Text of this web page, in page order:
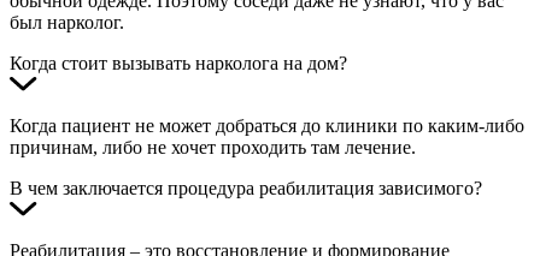
был нарколог.
Когда стоит вызывать нарколога на дом?
Когда пациент не может добраться до клиники по каким-либо
причинам, либо не хочет проходить там лечение.
В чем заключается процедура реабилитация зависимого?
Реабилитация – это восстановление и формирование